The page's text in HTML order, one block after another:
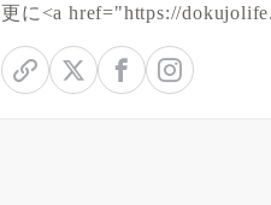
更に<a href="https://